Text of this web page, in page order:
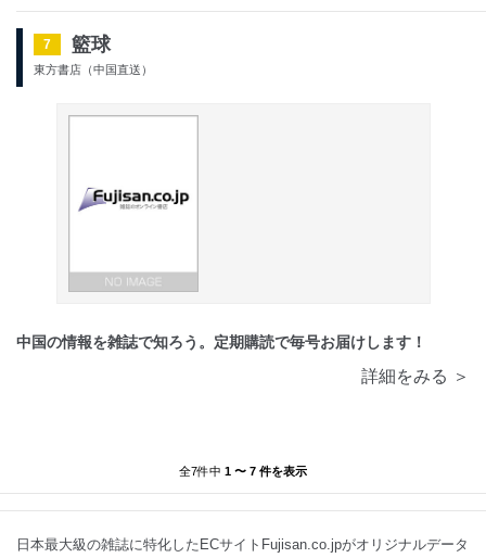
7 籃球
東方書店（中国直送）
中国の情報を雑誌で知ろう。定期購読で毎号お届けします！
詳細をみる ＞
全7件中 1 〜 7 件を表示
日本最大級の雑誌に特化したECサイトFujisan.co.jpがオリジナルデータ